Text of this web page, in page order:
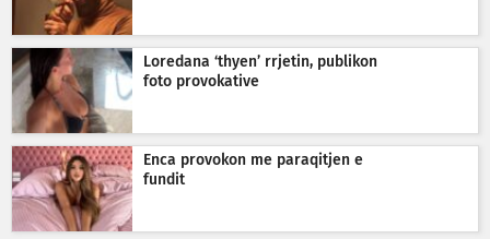
Loredana ‘thyen’ rrjetin, publikon
foto provokative
Enca provokon me paraqitjen e
fundit